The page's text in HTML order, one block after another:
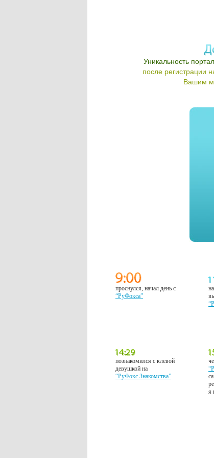
Уникальность
после регистрации
Вашим
проснулся, начал день с
“РуФокса”
познакомился с клевой
девушкой на
“РуФокс Знакомства”
я